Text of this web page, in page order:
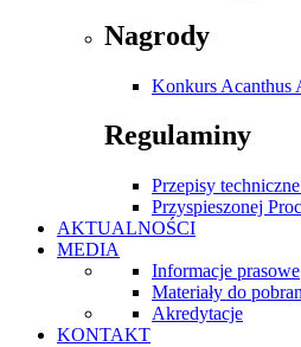
Nagrody
Konkurs Acanthus
Regulaminy
Przepisy
Przyspieszonej
AKTUALNOŚCI
MEDIA
Informacje prasowe
Materiały do
Akredytacje
KONTAKT